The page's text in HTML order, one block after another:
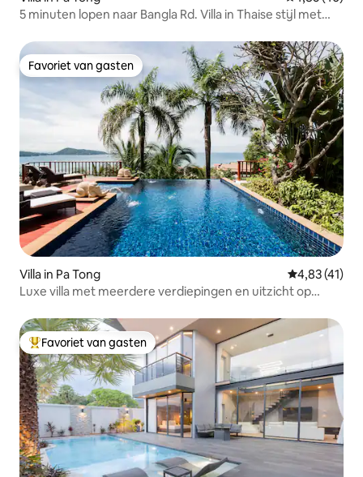
5 minuten lopen naar Bangla Rd. Villa in Thaise stijl met
Favoriet van gasten
Favoriet van gasten
Villa in Pa Tong Gemiddelde
4,83 (41)
Luxe villa met meerdere verdiepingen en uitzicht op
Topfavoriet van gasten
Favoriet van gasten